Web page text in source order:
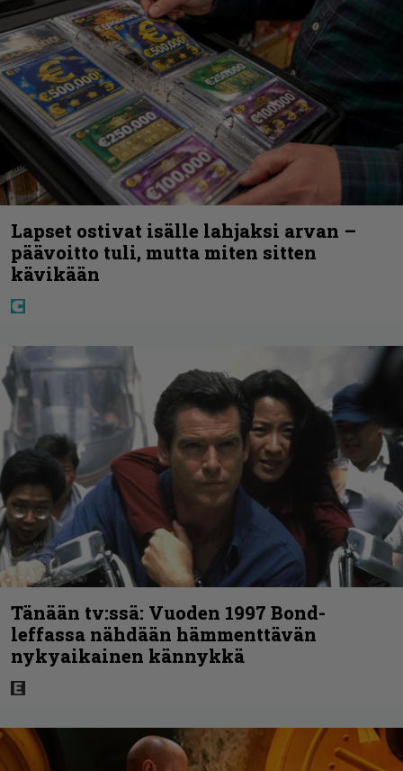
Lapset ostivat isälle lahjaksi arvan –
päävoitto tuli, mutta miten sitten
kävikään
Tänään tv:ssä: Vuoden 1997 Bond-
leffassa nähdään hämmenttävän
nykyaikainen kännykkä